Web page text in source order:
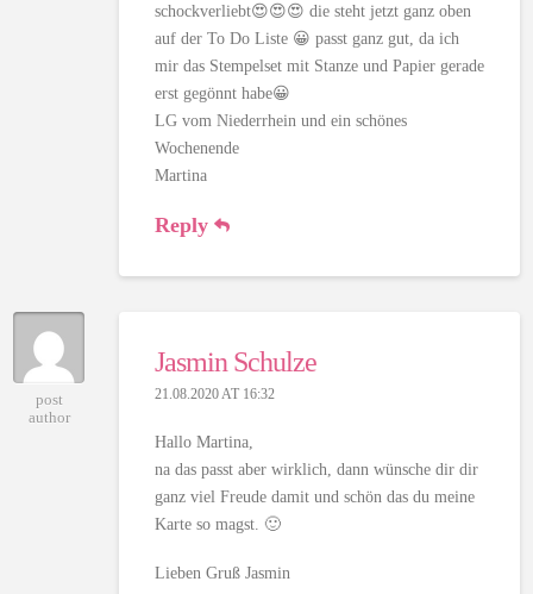
schockverliebt😍😍😍 die steht jetzt ganz oben
auf der To Do Liste 😀 passt ganz gut, da ich
mir das Stempelset mit Stanze und Papier gerade
erst gegönnt habe😀
LG vom Niederrhein und ein schönes
Wochenende
Martina
Reply
post
author
Jasmin Schulze
21.08.2020 AT 16:32
Hallo Martina,
na das passt aber wirklich, dann wünsche dir dir
ganz viel Freude damit und schön das du meine
Karte so magst. 🙂
Lieben Gruß Jasmin